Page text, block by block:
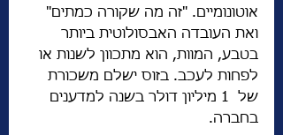
אוטונומיים. "זה מה שקורה כמתים"
ואת העובדה האבסולוטית ביותר
בטבע, המוות, הוא מתכוון לשנות או
לפחות לעכב. בזוס ישלם משכורת
של  1 מיליון דולר בשנה למדענים
בחברה.